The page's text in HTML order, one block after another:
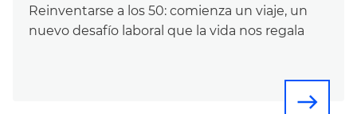
Reinventarse a los 50: comienza un viaje, un
nuevo desafío laboral que la vida nos regala
east